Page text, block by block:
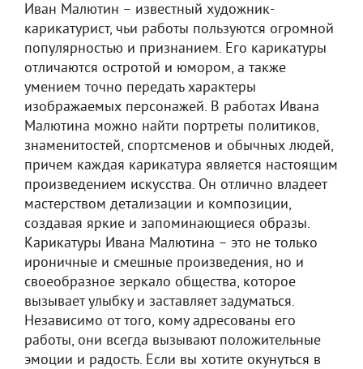
Иван Малютин – известный художник-
карикатурист, чьи работы пользуются огромной
популярностью и признанием. Его карикатуры
отличаются остротой и юмором, а также
умением точно передать характеры
изображаемых персонажей. В работах Ивана
Малютина можно найти портреты политиков,
знаменитостей, спортсменов и обычных людей,
причем каждая карикатура является настоящим
произведением искусства. Он отлично владеет
мастерством детализации и композиции,
создавая яркие и запоминающиеся образы.
Карикатуры Ивана Малютина – это не только
ироничные и смешные произведения, но и
своеобразное зеркало общества, которое
вызывает улыбку и заставляет задуматься.
Независимо от того, кому адресованы его
работы, они всегда вызывают положительные
эмоции и радость. Если вы хотите окунуться в